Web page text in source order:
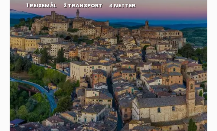
1 REISEMÅL 2 TRANSPORT 4 NETTER